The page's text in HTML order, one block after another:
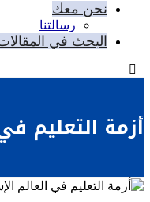
نحن معك
رسالتنا
البحث في
أزمة التعليم